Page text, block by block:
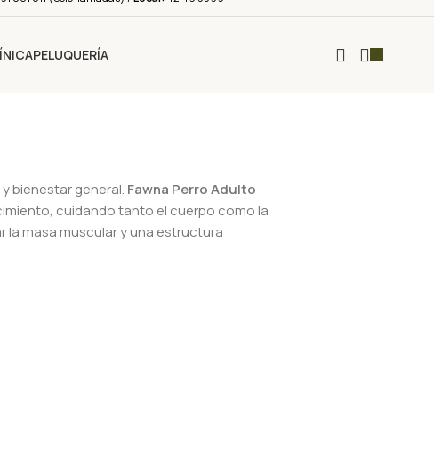
PELUQUERÍA
bienestar general. Fawna Perro Adulto
cuidando tanto el cuerpo como la
masa muscular y una estructura